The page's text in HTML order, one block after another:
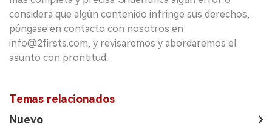
considera que algún contenido infringe sus derechos,
póngase en contacto con nosotros en
info@2firsts.com, y revisaremos y abordaremos el
asunto con prontitud.
Temas relacionados
Nuevo